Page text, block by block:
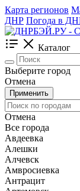
Карта регионов
ДНР Погода в
Каталог
Выберите город
Отмена
Применить
Отмена
Все города
Авдеевка
Алешки
Алчевск
Амвросиевка
Антрацит